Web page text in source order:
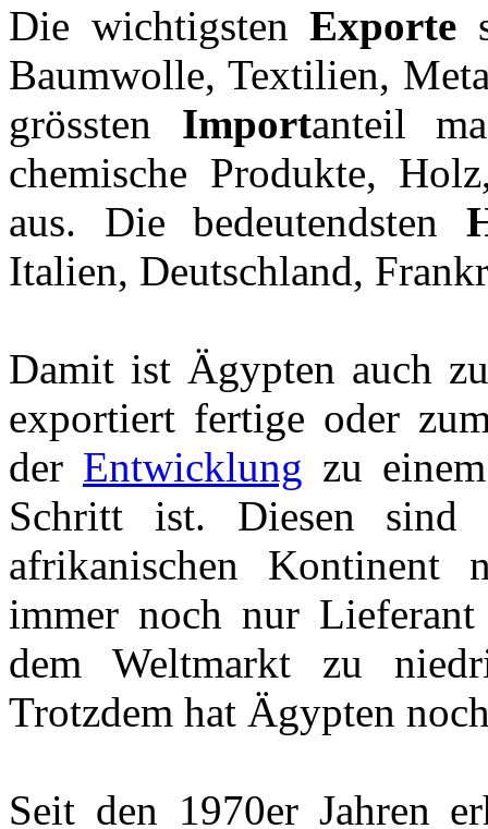
Die wichtigstenExporte
Baumwolle, Textilien,
grössten Importanteil
chemische Produkte,
aus. Die bedeutendsten
Italien, Deutschland,
Damit ist Ägypten auch
exportiert fertige oder
der Entwicklung zu
Schritt ist. Diesen sind
afrikanischen Kontinent
immer noch nur
dem Weltmarkt zu
Trotzdem hat Ägypten
Seit den 1970er Jahren